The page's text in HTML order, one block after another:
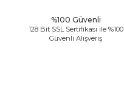
%100 Güvenli
128 Bit SSL Sertifikası ile %100
Güvenli Alışveriş